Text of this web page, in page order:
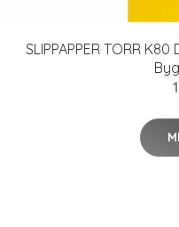
SLIPPAPPER TORR